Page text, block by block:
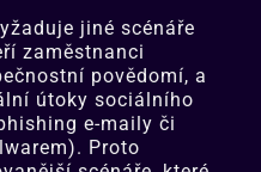
jiné scénáře
zaměstnanci
povědomí, a
útoky sociálního
e-maily či
Proto